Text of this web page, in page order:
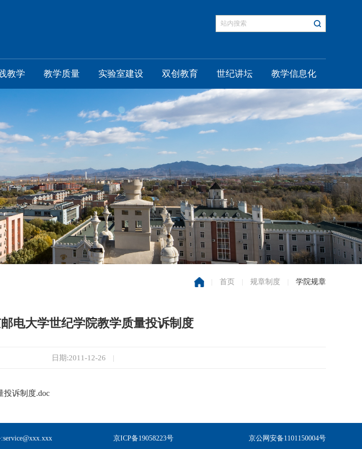
教学 教学质量 实验室建设 双创教育 世纪讲坛 教学信息化
| 首页 | 规章制度 | 学院规章
电大学世纪学院教学质量投诉制度
日期:2011-12-26 |
投诉制度.doc
京ICP备19058223号 京公网安备1101150004号